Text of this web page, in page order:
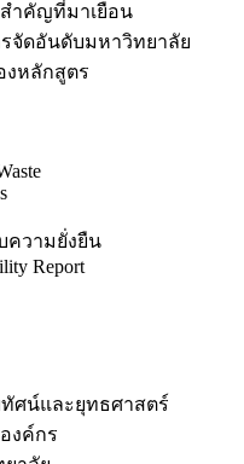
ำคัญที่มาเยือน
จัดอันดับมหาวิทยาลัย
งหลักสูตร
ความยั่งยืน
Report
ศน์และยุทธศาสตร์
งค์กร